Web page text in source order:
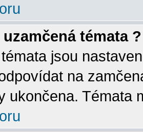
témata ?
jsou
na
ukončena. Témata